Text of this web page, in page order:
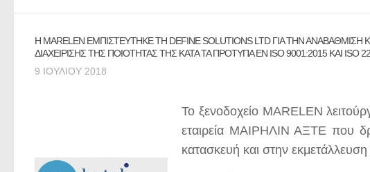
Η MARELEN ΕΜΠΙΣΤΕΥΤΗΚΕ ΤΗ DEFINE SOLUTIONS LTD ΓΙΑ ΤΗΝ
ΔΙΑΧΕΙΡΙΣΗΣ ΤΗΣ ΠΟΙΟΤΗΤΑΣ ΤΗΣ ΚΑΤΑ ΤΑ ΠΡΟΤΥΠΑ ΕΝ ISO 9001:2015 ΚΑΙ ISO
9 ΙΟΥΛΊΟΥ 2018
Το ξενοδοχείο MARELEN
εταιρεία ΜΑΙΡΗΛΙΝ ΑΞΤΕ που
κατασκευή και στην